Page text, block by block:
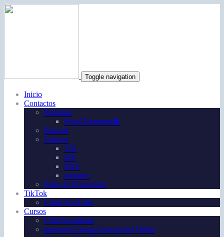
Toggle navigation
Inicio
Contactos
Premium
Penal Premium💲
Podcast
Enlaces
TSJ
MP
ENF
aepdaev
Polít. de Privacidad
TikTok
Canal YouTube
Cursos
CiberSeguridad
Intensivo Teoría General del Delito